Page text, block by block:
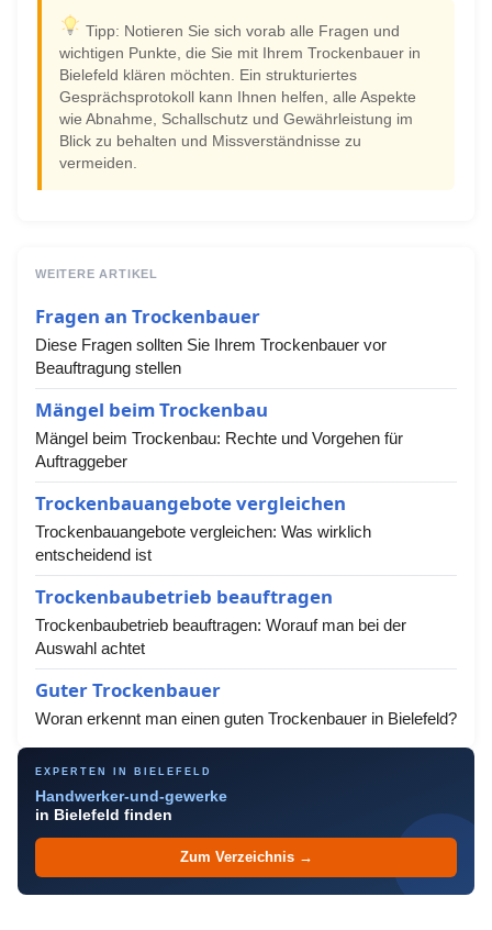
Tipp: Notieren Sie sich vorab alle Fragen und
wichtigen Punkte, die Sie mit Ihrem Trockenbauer in
Bielefeld klären möchten. Ein strukturiertes
Gesprächsprotokoll kann Ihnen helfen, alle Aspekte
wie Abnahme, Schallschutz und Gewährleistung im
Blick zu behalten und Missverständnisse zu
vermeiden.
WEITERE ARTIKEL
Fragen an Trockenbauer
Diese Fragen sollten Sie Ihrem Trockenbauer vor
Beauftragung stellen
Mängel beim Trockenbau
Mängel beim Trockenbau: Rechte und Vorgehen für
Auftraggeber
Trockenbauangebote vergleichen
Trockenbauangebote vergleichen: Was wirklich
entscheidend ist
Trockenbaubetrieb beauftragen
Trockenbaubetrieb beauftragen: Worauf man bei der
Auswahl achtet
Guter Trockenbauer
Woran erkennt man einen guten Trockenbauer in Bielefeld?
EXPERTEN IN BIELEFELD
Handwerker-und-gewerke
in Bielefeld finden
Zum Verzeichnis →